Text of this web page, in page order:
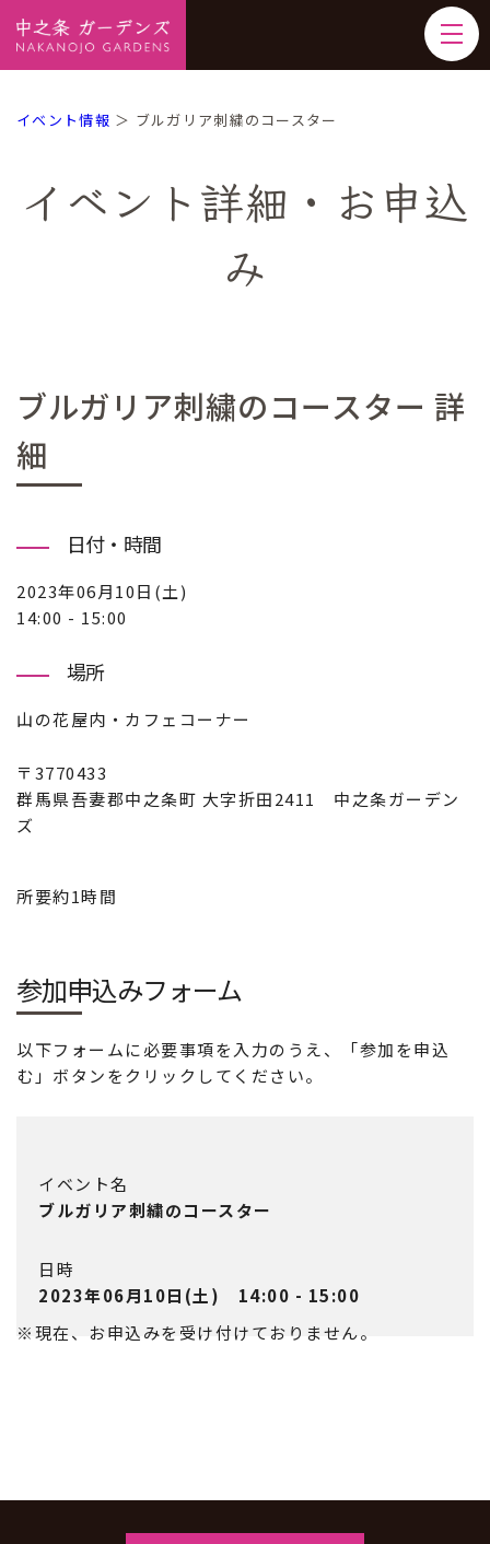
イベント情報 ＞ ブルガリア刺繍のコースター
イベント詳細・お申込
み
ブルガリア刺繍のコースター 詳
細
日付・時間
2023年06月10日(土)
14:00 - 15:00
場所
山の花屋内・カフェコーナー
〒3770433
群馬県吾妻郡中之条町 大字折田2411 中之条ガーデン
ズ
所要約1時間
参加申込みフォーム
以下フォームに必要事項を入力のうえ、「参加を申込
む」ボタンをクリックしてください。
イベント名
ブルガリア刺繍のコースター
日時
2023年06月10日(土) 14:00 - 15:00
※現在、お申込みを受け付けておりません。